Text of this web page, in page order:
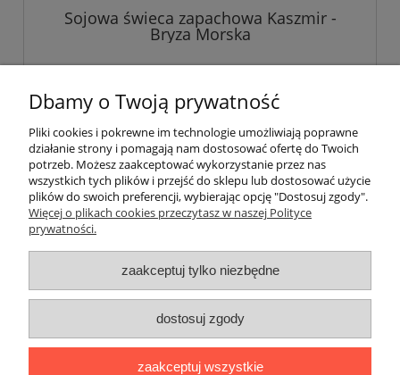
Sojowa świeca zapachowa Kaszmir -
Bryza Morska
do koszyka
Pomoc
Moje konto
Płatności i dostawa
Informacje
Dbamy o Twoją prywatność
Pliki cookies i pokrewne im technologie umożliwiają poprawne
działanie strony i pomagają nam dostosować ofertę do Twoich
potrzeb. Możesz zaakceptować wykorzystanie przez nas
wszystkich tych plików i przejść do sklepu lub dostosować użycie
plików do swoich preferencji, wybierając opcję "Dostosuj zgody".
Więcej o plikach cookies przeczytasz w naszej Polityce
prywatności.
zaakceptuj tylko niezbędne
dostosuj zgody
zaakceptuj wszystkie